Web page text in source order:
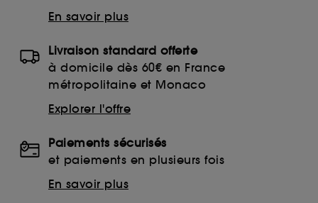
En savoir plus
Livraison standard offerte
à domicile dès 60€ en France
métropolitaine et Monaco
Explorer l'offre
Paiements sécurisés
et paiements en plusieurs fois
En savoir plus